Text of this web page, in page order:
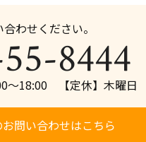
わせください。
8444
〜18:00 【定休】木曜日
問い合わせはこちら